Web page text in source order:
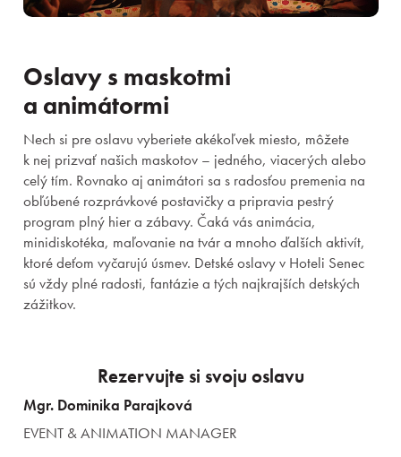
Oslavy s maskotmi
a animátormi
Nech si pre oslavu vyberiete akékoľvek miesto, môžete
k nej prizvať našich maskotov – jedného, viacerých alebo
celý tím. Rovnako aj animátori sa s radosťou premenia na
obľúbené rozprávkové postavičky a pripravia pestrý
program plný hier a zábavy. Čaká vás animácia,
minidiskotéka, maľovanie na tvár a mnoho ďalších aktivít,
ktoré deťom vyčarujú úsmev. Detské oslavy v Hoteli Senec
sú vždy plné radosti, fantázie a tých najkrajších detských
zážitkov.
Rezervujte si svoju oslavu
Mgr. Dominika Parajková
EVENT & ANIMATION MANAGER